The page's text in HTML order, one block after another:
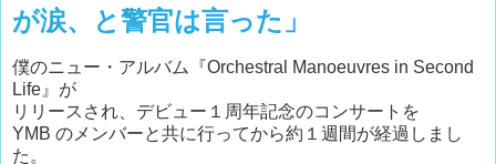
が涙、と警官は言った」
僕のニュー・アルバム『Orchestral Manoeuvres in Second
Life』が
リリースされ、デビュー１周年記念のコンサートを
YMB のメンバーと共に行ってから約１週間が経過しまし
た。